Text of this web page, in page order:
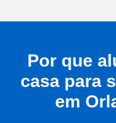
Por que
casa para
em